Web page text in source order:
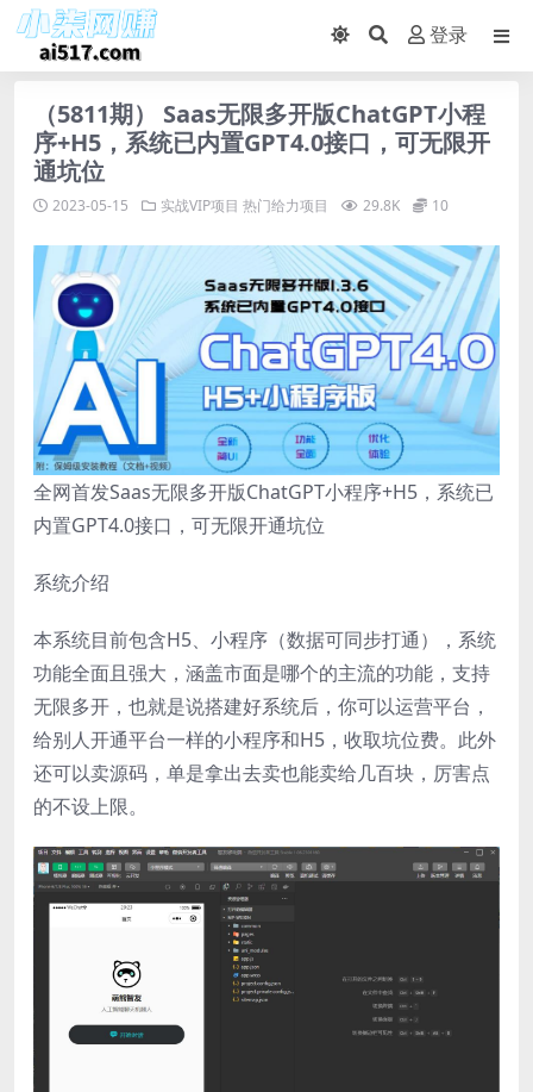
登录
（5811期） Saas无限多开版ChatGPT小程
序+H5，系统已内置GPT4.0接口，可无限开
通坑位
2023-05-15 实战VIP项目 热门给力项目 29.8K 10
全网首发Saas无限多开版ChatGPT小程序+H5，系统已
内置GPT4.0接口，可无限开通坑位
系统介绍
本系统目前包含H5、小程序（数据可同步打通），系统
功能全面且强大，涵盖市面是哪个的主流的功能，支持
无限多开，也就是说搭建好系统后，你可以运营平台，
给别人开通平台一样的小程序和H5，收取坑位费。此外
还可以卖源码，单是拿出去卖也能卖给几百块，厉害点
的不设上限。